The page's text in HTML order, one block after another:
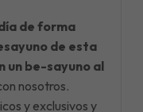
de forma
de esta
un be-sayuno al
nosotros.
y exclusivos y